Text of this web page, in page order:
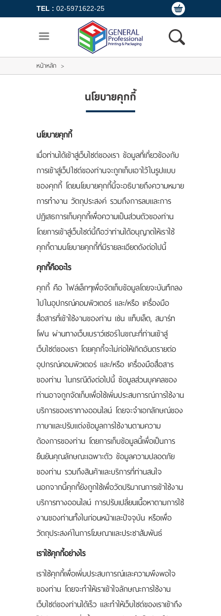
LOGIN REGISTER
หน้าหลัก
ขั้นตอนการสั่งซื้อ
แจ้งชำระเงิน
ขั้นตอนสั่งผลิต
เกี่ยวกับเรา
ติดต่อเรา
TEL : 02-5971622-25
หน้าหลัก >
นโยบายคุกกี้
นโยบายคุกกี้
เมื่อท่านได้เข้าสู่เว็บไซต์ของเรา ข้อมูลที่เกี่ยวข้องกับ
การเข้าสู่เว็ปไซต์ของท่านจะถูกเก็บเอาไว้ในรูปแบบ
ของคุกกี้ โดยนโยบายคุกกี้นี้จะอธิบายถึงความหมาย
การทำงาน วัตถุประสงค์ รวมถึงการลบและการ
ปฏิเสธการเก็บคุกกี้เพื่อความเป็นส่วนตัวของท่าน
โดยการเข้าสู่เว็บไซต์นี้ถือว่าท่านได้อนุญาตให้เราใช้
คุกกี้ตามนโยบายคุกกี้ที่มีรายละเอียดดังต่อไปนี้
คุกกี้คืออะไร
คุกกี้ คือ ไฟล์เล็กๆเพื่อจัดเก็บข้อมูลโดยจะบันทึกลง
ไปในอุปกรณ์คอมพิวเตอร์ และ/หรือ เครื่องมือ
สื่อสารที่เข้าใช้งานของท่าน เช่น แท็บเล็ต, สมาร์ท
โฟน ผ่านทางเว็บเบราว์เซอร์ในขณะที่ท่านเข้าสู่
เว็บไซต์ของเรา โดยคุกกี้จะไม่ก่อให้เกิดอันตรายต่อ
อุปกรณ์คอมพิวเตอร์ และ/หรือ เครื่องมือสื่อสาร
ของท่าน ในกรณีดังต่อไปนี้ ข้อมูลส่วนบุคคลของ
ท่านอาจถูกจัดเก็บเพื่อใช้เพิ่มประสบการณ์การใช้งาน
บริการของเราทางออนไลน์ โดยจะจำเอกลักษณ์ของ
ภาษาและปรับแต่งข้อมูลการใช้งานตามความ
ต้องการของท่าน โดยการเก็บข้อมูลนี้เพื่อเป็นการ
ยืนยันคุณลักษณะเฉพาะตัว ข้อมูลความปลอดภัย
ของท่าน รวมถึงสินค้าและบริการที่ท่านสนใจ
นอกจากนี้คุกกี้ยังถูกใช้เพื่อวัดปริมาณการเข้าใช้งาน
บริการทางออนไลน์ การปรับเปลี่ยนเนื้อหาตามการใช้
งานของท่านทั้งในก่อนหน้าและปัจจุบัน หรือเพื่อ
วัตถุประสงค์ในการโฆษณาและประชาสัมพันธ์
เราใช้คุกกี้อย่างไร
เราใช้คุกกี้เพื่อเพิ่มประสบการณ์และความพึงพอใจ
ของท่าน โดยจะทำให้เราเข้าใจลักษณะการใช้งาน
เว็บไซต์ของท่านได้เร็ว และทำให้เว็บไซต์ของเราเข้าถึง